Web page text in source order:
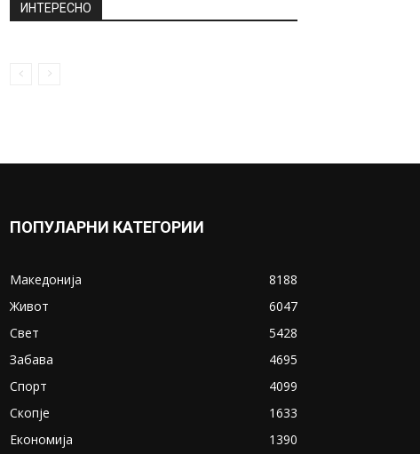
ИНТЕРЕСНО
ПОПУЛАРНИ КАТЕГОРИИ
Македонија
8188
Живот
6047
Свет
5428
Забава
4695
Спорт
4099
Скопје
1633
Економија
1390